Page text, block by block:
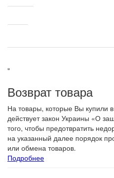
Другие характеристики
"
Возврат товара
На товары, которые Вы купили
действует закон Украины «О
того, чтобы предотвратить
на указанный далее порядок
или обмена товаров.
Подробнее